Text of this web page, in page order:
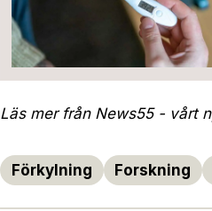
Läs mer från News55 - vårt
Förkylning Forskning